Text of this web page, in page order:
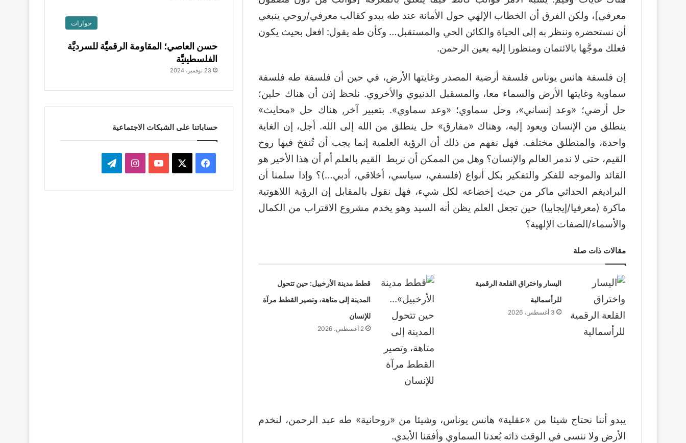
معرفي]، ولكن الفرق أن الخطاب الإلهي حول الأمانة عند طه يبدو كقالب معرفي/روحي ينبغي
أن نستحضره وننظر به إلى الحياة والكائن الحي والمستقبل… وكأن طه يقول: افعل بحيث يكون
فعلك موجَّها بالائتمان ومنظورا إليه بعين الرحمن.
إن فلسفة هانس يوناس فلسفة أرضية المصدر وغايتها الأرض، في حين أن فلسفة طه فلسفة
سماوية وغايتها الأرض والسماء معا، والمسقبل الدنيوي والأخروي. نلحظ إذن أن هناك حلين؛
حل أرضي؛ «وعد إنساني»، وحل سماوي؛ «وعد سماوي». بتعبير آخر, هناك حل «محايث»
ينطلق من الإنسان ويعود إليه، وهناك «مفارق» حل ينطلق من الله إلى الله. أجل، إن الغاية
واحدة، والمنطلق مختلف. فهل نفهم من ذلك أن الرؤية العلمية إنما يجب أن تُنفخ فيها روح
القيم، حتى لا ندمر العالم والإنسان؟ وهل من الممكن أن نربط القيم بالعلم أم أن هذا الأخير هو
القائد والموجه للفكر والتفكير بكل أنواع (فلسفي، سياسي، أخلاقي، أدبي…)؟ وإذا سلمنا أن
البراديغم الحداثي ماكر من حيث إخضاعه لكل شيء، فهل نقول بالمقابل إن الرؤية اللاهوتية
ماكرة (معرفيا/إيجابيا) حين تجعل العلم يظن أنه السيد وهو يخدم مشروع الاقتراب من الكمال
والأسماء/الصفات الإلهية؟
مقالات ذات صلة
اليسار واختراق القلعة الرقمية
للرأسمالية
3 أغسطس، 2026
قطط مدينة الأرخبيل: حين تتحول
المدينة إلى متاهة، وتصير القطط مرآة
للإنسان
2 أغسطس، 2026
يبدو أننا نحتاج شيئا من «عقلية» هانس يوناس، وشيئا من «روحانية» طه عبد الرحمن، لنخدم
الأرض ولا ننسى في الوقت ذاته بُعدنا السماوي وأفقنا الأبدي.
حوارات
حسن العاصي؛ المقاومة الرقميَّة للسرديَّة
الفلسطينيَّة
23 نوفمبر، 2024
حساباتنا على الشبكات الاجتماعية
فيسبوك ‫YouTubeانستقرامتيلقرام